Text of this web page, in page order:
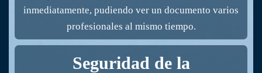
inmediatamente, pudiendo ver un documento varios
profesionales al mismo tiempo.
Seguridad de la